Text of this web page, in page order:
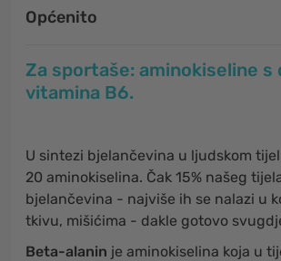
Općenito
Za sportaše: aminokiseline s
vitamina B6.
U sintezi bjelančevina u ljudskom
20 aminokiselina. Čak 15% našeg
bjelančevina - najviše ih se nalazi u
tkivu, mišićima - dakle gotovo
Beta-alanin je aminokiselina koja u